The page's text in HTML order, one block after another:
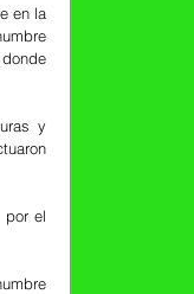
en la
y
por el